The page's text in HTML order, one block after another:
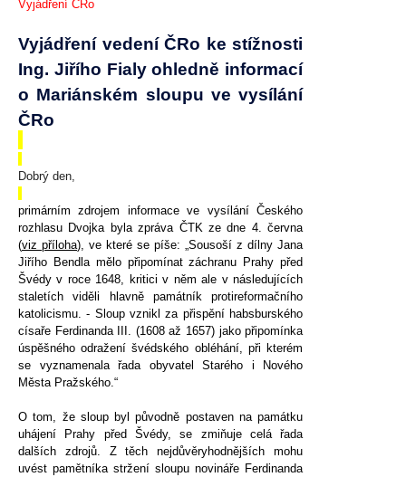
Vyjádření ČRo
Vyjádření vedení ČRo ke stížnosti
Ing. Jiřího Fialy ohledně informací
o Mariánském sloupu ve vysílání
ČRo
Dobrý den,
primárním zdrojem informace ve vysílání Českého
rozhlasu Dvojka byla zpráva ČTK ze dne 4. června
(viz příloha), ve které se píše: „Sousoší z dílny Jana
Jiřího Bendla mělo připomínat záchranu Prahy před
Švédy v roce 1648, kritici v něm ale v následujících
staletích viděli hlavně památník protireformačního
katolicismu. - Sloup vznikl za přispění habsburského
císaře Ferdinanda III. (1608 až 1657) jako připomínka
úspěšného odražení švédského obléhání, při kterém
se vyznamenala řada obyvatel Starého i Nového
Města Pražského.“
O tom, že sloup byl původně postaven na památku
uhájení Prahy před Švédy, se zmiňuje celá řada
dalších zdrojů. Z těch nejdůvěryhodnějších mohu
uvést pamětníka stržení sloupu novináře Ferdinanda